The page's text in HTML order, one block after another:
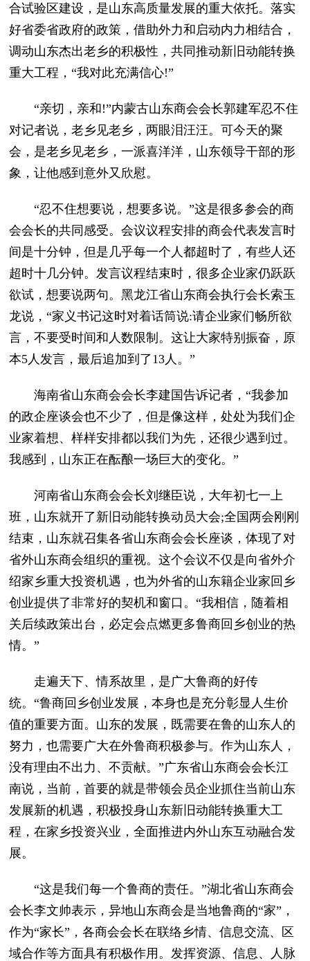
合试验区建设，是山东高质量发展的重大依托。落实
好省委省政府的政策，借助外力和启动内力相结合，
调动山东杰出老乡的积极性，共同推动新旧动能转换
重大工程，“我对此充满信心!”
“亲切，亲和!”内蒙古山东商会会长郭建军忍不住
对记者说，老乡见老乡，两眼泪汪汪。可今天的聚
会，是老乡见老乡，一派喜洋洋，山东领导干部的形
象，让他感到意外又欣慰。
“忍不住想要说，想要多说。”这是很多参会的商
会会长的共同感受。会议议程安排的商会代表发言时
间是十分钟，但是几乎每一个人都超时了，有些人还
超时十几分钟。发言议程结束时，很多企业家仍跃跃
欲试，想要说两句。黑龙江省山东商会执行会长索玉
龙说，“家义书记这时对着话筒说:请企业家们畅所欲
言，不要受时间和人数限制。这让大家特别振奋，原
本5人发言，最后追加到了13人。”
海南省山东商会会长李建国告诉记者，“我参加
的政企座谈会也不少了，但是像这样，处处为我们企
业家着想、样样安排都以我们为先，还很少遇到过。
我感到，山东正在酝酿一场巨大的变化。”
河南省山东商会会长刘继臣说，大年初七一上
班，山东就开了新旧动能转换动员大会;全国两会刚刚
结束，山东就召集各省山东商会会长座谈，体现了对
省外山东商会组织的重视。这个会议不仅是向省外介
绍家乡重大投资机遇，也为外省的山东籍企业家回乡
创业提供了非常好的契机和窗口。“我相信，随着相
关后续政策出台，必定会点燃更多鲁商回乡创业的热
情。”
走遍天下、情系故里，是广大鲁商的好传
统。“鲁商回乡创业发展，本身也是充分彰显人生价
值的重要方面。山东的发展，既需要在鲁的山东人的
努力，也需要广大在外鲁商积极参与。作为山东人，
没有理由不出力、不贡献。”广东省山东商会会长江
南说，当前，首要的就是带领会员企业抓住当前山东
发展新的机遇，积极投身山东新旧动能转换重大工
程，在家乡投资兴业，全面推进内外山东互动融合发
展。
“这是我们每一个鲁商的责任。”湖北省山东商会
会长李文帅表示，异地山东商会是当地鲁商的“家”，
作为“家长”，各商会会长在联络乡情、信息交流、区
域合作等方面具有积极作用。发挥资源、信息、人脉